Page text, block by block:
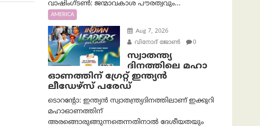
വാഷിംഗ്ടണ്‍: ജന്മാവകാശ പൗരത്വവും...
AMERICA
Aug 7, 2026
വിനോദ് ജോൺ
0
സ്വാതന്ത്യ
ദിനത്തിലെ മഹാ
ഓണത്തിന് ഗ്രേറ്റ് ഇന്ത്യൻ
ലീഡേഴ്സ് പരേഡ്
ടൊറന്റോ: ഇന്ത്യൻ സ്വാതന്ത്ര്യദിനത്തിലാണ് ഇക്കുറി
മഹാഓണത്തിന്
അരങ്ങൊരുങ്ങുന്നതെന്നതിനാൽ ദേശീയതയും